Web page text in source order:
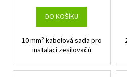
DO KOŠÍKU
10 mm² kabelová sada pro
instalaci zesilovačů